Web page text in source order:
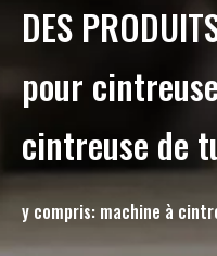
DES
pour
cintreuse de
y compris: machine à